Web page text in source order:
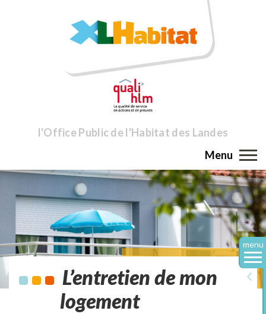
l'Office Public de l'Habitat des Landes
Menu
L’entretien de mon
logement
menu